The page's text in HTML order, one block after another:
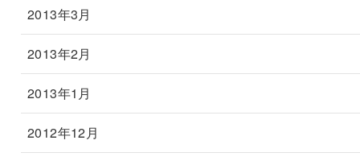
2013年3月
2013年2月
2013年1月
2012年12月